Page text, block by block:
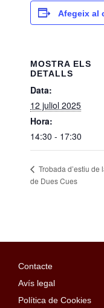
Afegeix al
MOSTRA ELS
DETALLS
Data:
12 juliol 2025
Hora:
14:30 - 17:30
Trobada d’estiu de
de Dues Cues
Contacte
Avís legal
Política de Cookies